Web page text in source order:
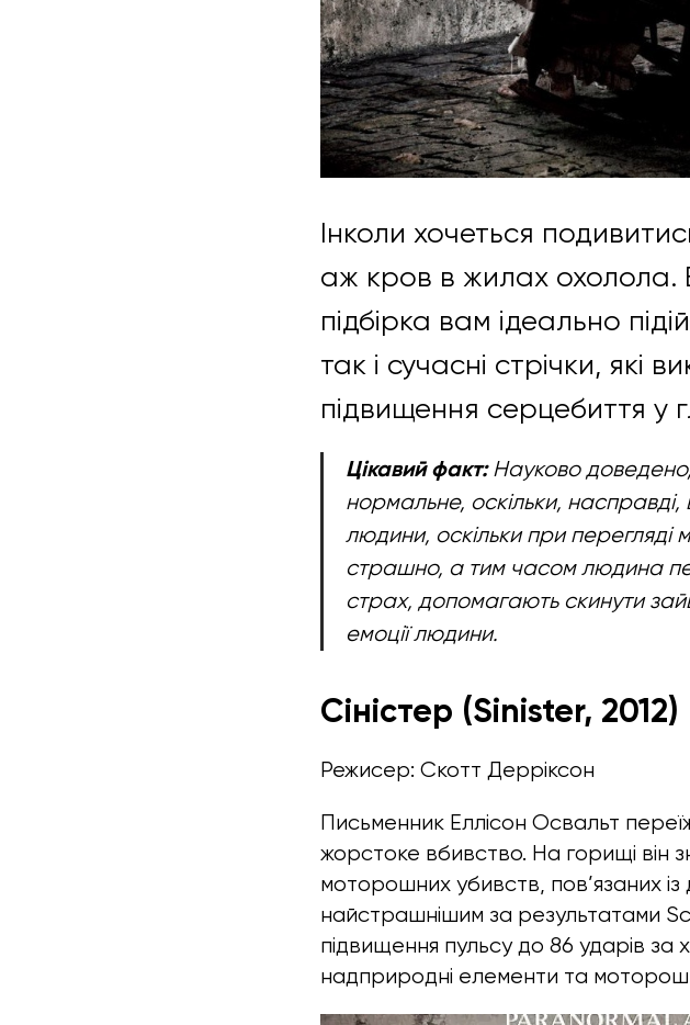
Інколи хочеться
аж кров в жилах
підбірка вам ідеально
так і сучасні стрічки, які
підвищення серцебиття у
Цікавий факт:Науково
нормальне, оскільки, насправді,
людини, оскільки при
страшно, а тим часом людина
страх, допомагають скинути
емоції людини.
Сіністер (Sinister, 2012)
Режисер: Скотт Дерріксон
Письменник Еллісон Освальт
жорстоке вбивство. На горищі він
моторошних убивств, пов’язаних
найстрашнішим за результатами
підвищення пульсу до 86 ударів за
надприродні елементи та